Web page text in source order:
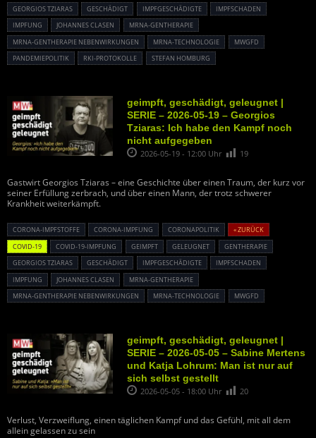
GEORGIOS TZIARAS
GESCHÄDIGT IMPFGESCHÄDIGTE
IMPFSCHADEN
IMPFUNG
JOHANNES CLASEN
MRNA-GENTHERAPIE
MRNA-GENTHERAPIE NEBENWIRKUNGEN
MRNA-TECHNOLOGIE
MWGFD
PANDEMIEPOLITIK
RKI-PROTOKOLLE STEFAN HOMBURG
geimpft, geschädigt, geleugnet |
SERIE – 2026-05-19 – Georgios
Tziaras: Ich habe den Kampf noch
nicht aufgegeben
2026-05-19 - 12:00 Uhr 19
Gastwirt Georgios Tziaras – eine Geschichte über einen Traum, der kurz vor
seiner Erfüllung zerbrach, und über einen Mann, der trotz schwerer
Krankheit weiterkämpft.
CORONA-IMPFSTOFFE CORONA-IMPFUNG CORONAPOLITIK
« ZURÜCK
COVID-19
COVID-19-IMPFUNG GEIMPFT GELEUGNET
GENTHERAPIE
GEORGIOS TZIARAS
GESCHÄDIGT IMPFGESCHÄDIGTE
IMPFSCHADEN
IMPFUNG
JOHANNES CLASEN
MRNA-GENTHERAPIE
MRNA-GENTHERAPIE NEBENWIRKUNGEN
MRNA-TECHNOLOGIE MWGFD
geimpft, geschädigt, geleugnet |
SERIE – 2026-05-05 – Sabine Mertens
und Katja Lohrum: Man ist nur auf
sich selbst gestellt
2026-05-05 - 18:00 Uhr 20
Verlust, Verzweiflung, einen täglichen Kampf und das Gefühl, mit all dem
allein gelassen zu sein